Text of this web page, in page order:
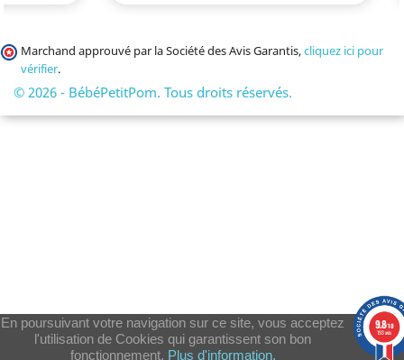
En poursuivant votre navigation sur ce site, vous acceptez
l'utilisation de Cookies qui garantissent son bon
fonctionnement. Plus d'information.
Marchand approuvé par la Société des Avis Garantis,cliquez ici pour
vérifier.
© 2026 - BébéPetitPom. Tous droits réservés.
9.8/10
193 avis